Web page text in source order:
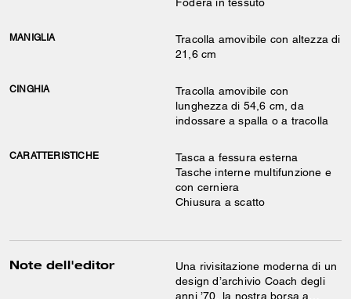
MANIGLIA
Tracolla amovibile con altezza di
21,6 cm
CINGHIA
Tracolla amovibile con
lunghezza di 54,6 cm, da
indossare a spalla o a tracolla
CARATTERISTICHE
Tasca a fessura esterna
Tasche interne multifunzione e
con cerniera
Chiusura a scatto
Note dell'editor
Una rivisitazione moderna di un
design d’archivio Coach degli
anni ’70, la nostra borsa a